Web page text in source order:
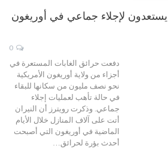
لإجلاء جماعي في أوريغون
دفعت حرائق الغابات المستعرة في
أجزاء من ولاية أوريغون الأمريكية
نحو نصف مليون من سكانها للبقاء
في حالة تأهب لعمليات إجلاء
جماعي. وذكرت رويترز أن النيران
أتت على آلاف المنازل خلال الأيام
الماضية في أوريغون التي أصبحت
أحدث بؤرة لحرائق…